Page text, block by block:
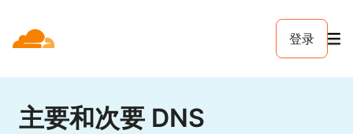
登录
主要和次要 DNS